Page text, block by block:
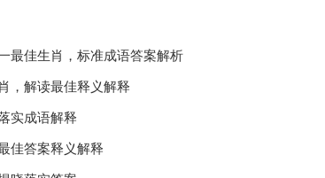
最佳生肖，标准成语答案解析
，解读最佳释义解释
实成语解释
佳答案释义解释